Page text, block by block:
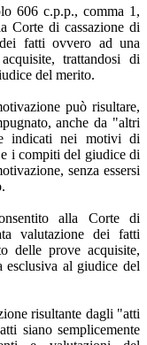
606 c.p.p., comma 1,
Corte di cassazione di
fatti ovvero ad una
trattandosi di
del merito.
può risultare,
anche da "altri
indicati nei motivi di
i compiti del giudice di
senza essersi
alla Corte di
valutazione dei fatti
delle prove acquisite,
esclusiva al giudice del
risultante dagli "atti
siano semplicemente